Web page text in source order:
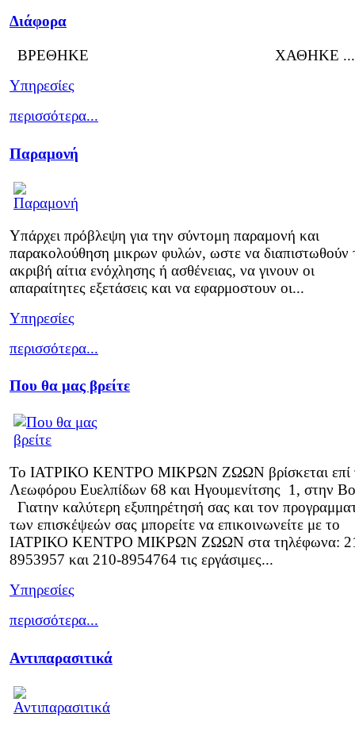
Διάφορα
ΒΡΕΘΗΚΕ ΧΑΘΗΚΕ ...
Υπηρεσίες
περισσότερα...
Παραμονή
Υπάρχει πρόβλεψη για την σύντομη παραμονή και
παρακολούθηση μικρων φυλών, ωστε να διαπιστωθούν
ακριβή αίτια ενόχλησης ή ασθένειας, να γινουν οι
απαραίτητες εξετάσεις και να εφαρμοστουν οι...
Υπηρεσίες
περισσότερα...
Που θα μας βρείτε
Το ΙΑΤΡΙΚΟ ΚΕΝΤΡΟ ΜΙΚΡΩΝ ΖΩΩΝ βρίσκεται επί
Λεωφόρου Ευελπίδων 68 και Ηγουμενίτσης 1, στην
Γιατην καλύτερη εξυπηρέτησή σας και τον
των επισκέψεών σας μπορείτε να επικοινωνείτε με το
ΙΑΤΡΙΚΟ ΚΕΝΤΡΟ ΜΙΚΡΩΝ ΖΩΩΝ στα τηλέφωνα:
8953957 και 210-8954764 τις εργάσιμες...
Υπηρεσίες
περισσότερα...
Αντιπαρασιτικά